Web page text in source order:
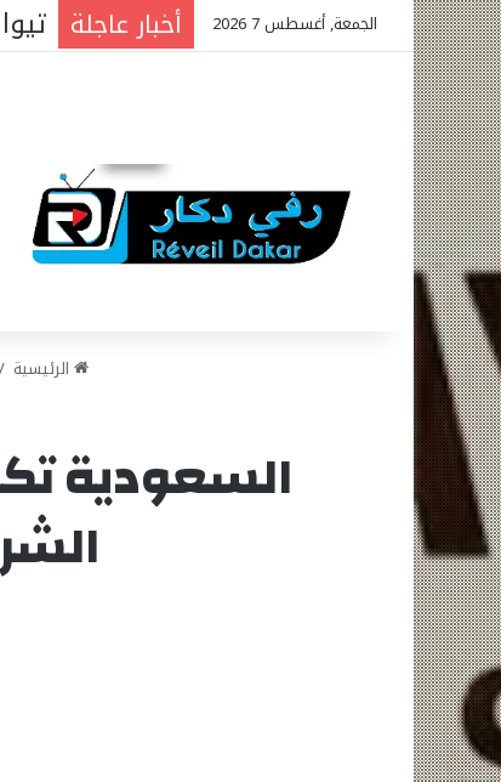
الجمعة, أغسطس 7 2026 أخبار عاجلة
الرئيسية /
السعودية